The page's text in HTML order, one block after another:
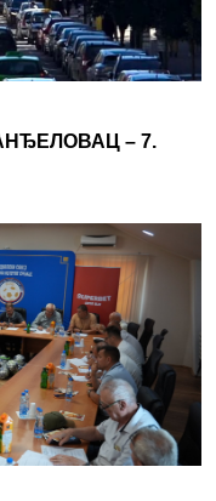
– 7.